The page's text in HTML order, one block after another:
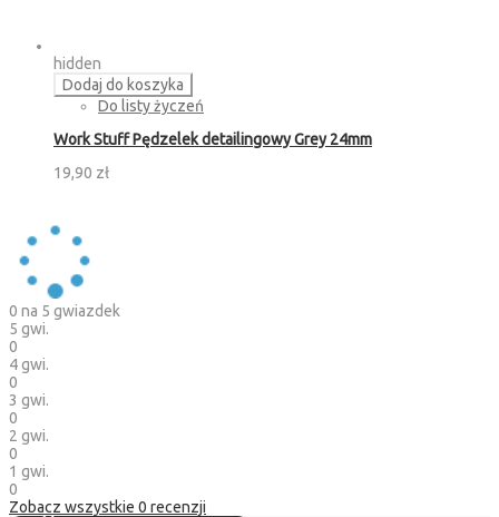
hidden
Dodaj do koszyka
Do listy życzeń
Work Stuff Pędzelek detailingowy Grey 24mm
19,90 zł
0 na 5 gwiazdek
5 gwi.
0
4 gwi.
0
3 gwi.
0
2 gwi.
0
1 gwi.
0
Zobacz wszystkie 0 recenzji